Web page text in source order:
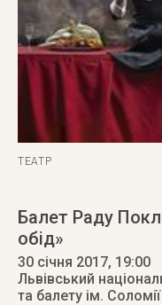
ТЕАТР
Балет Раду
обід»
30 січня 2017, 19:00
Львівський
та балету ім.